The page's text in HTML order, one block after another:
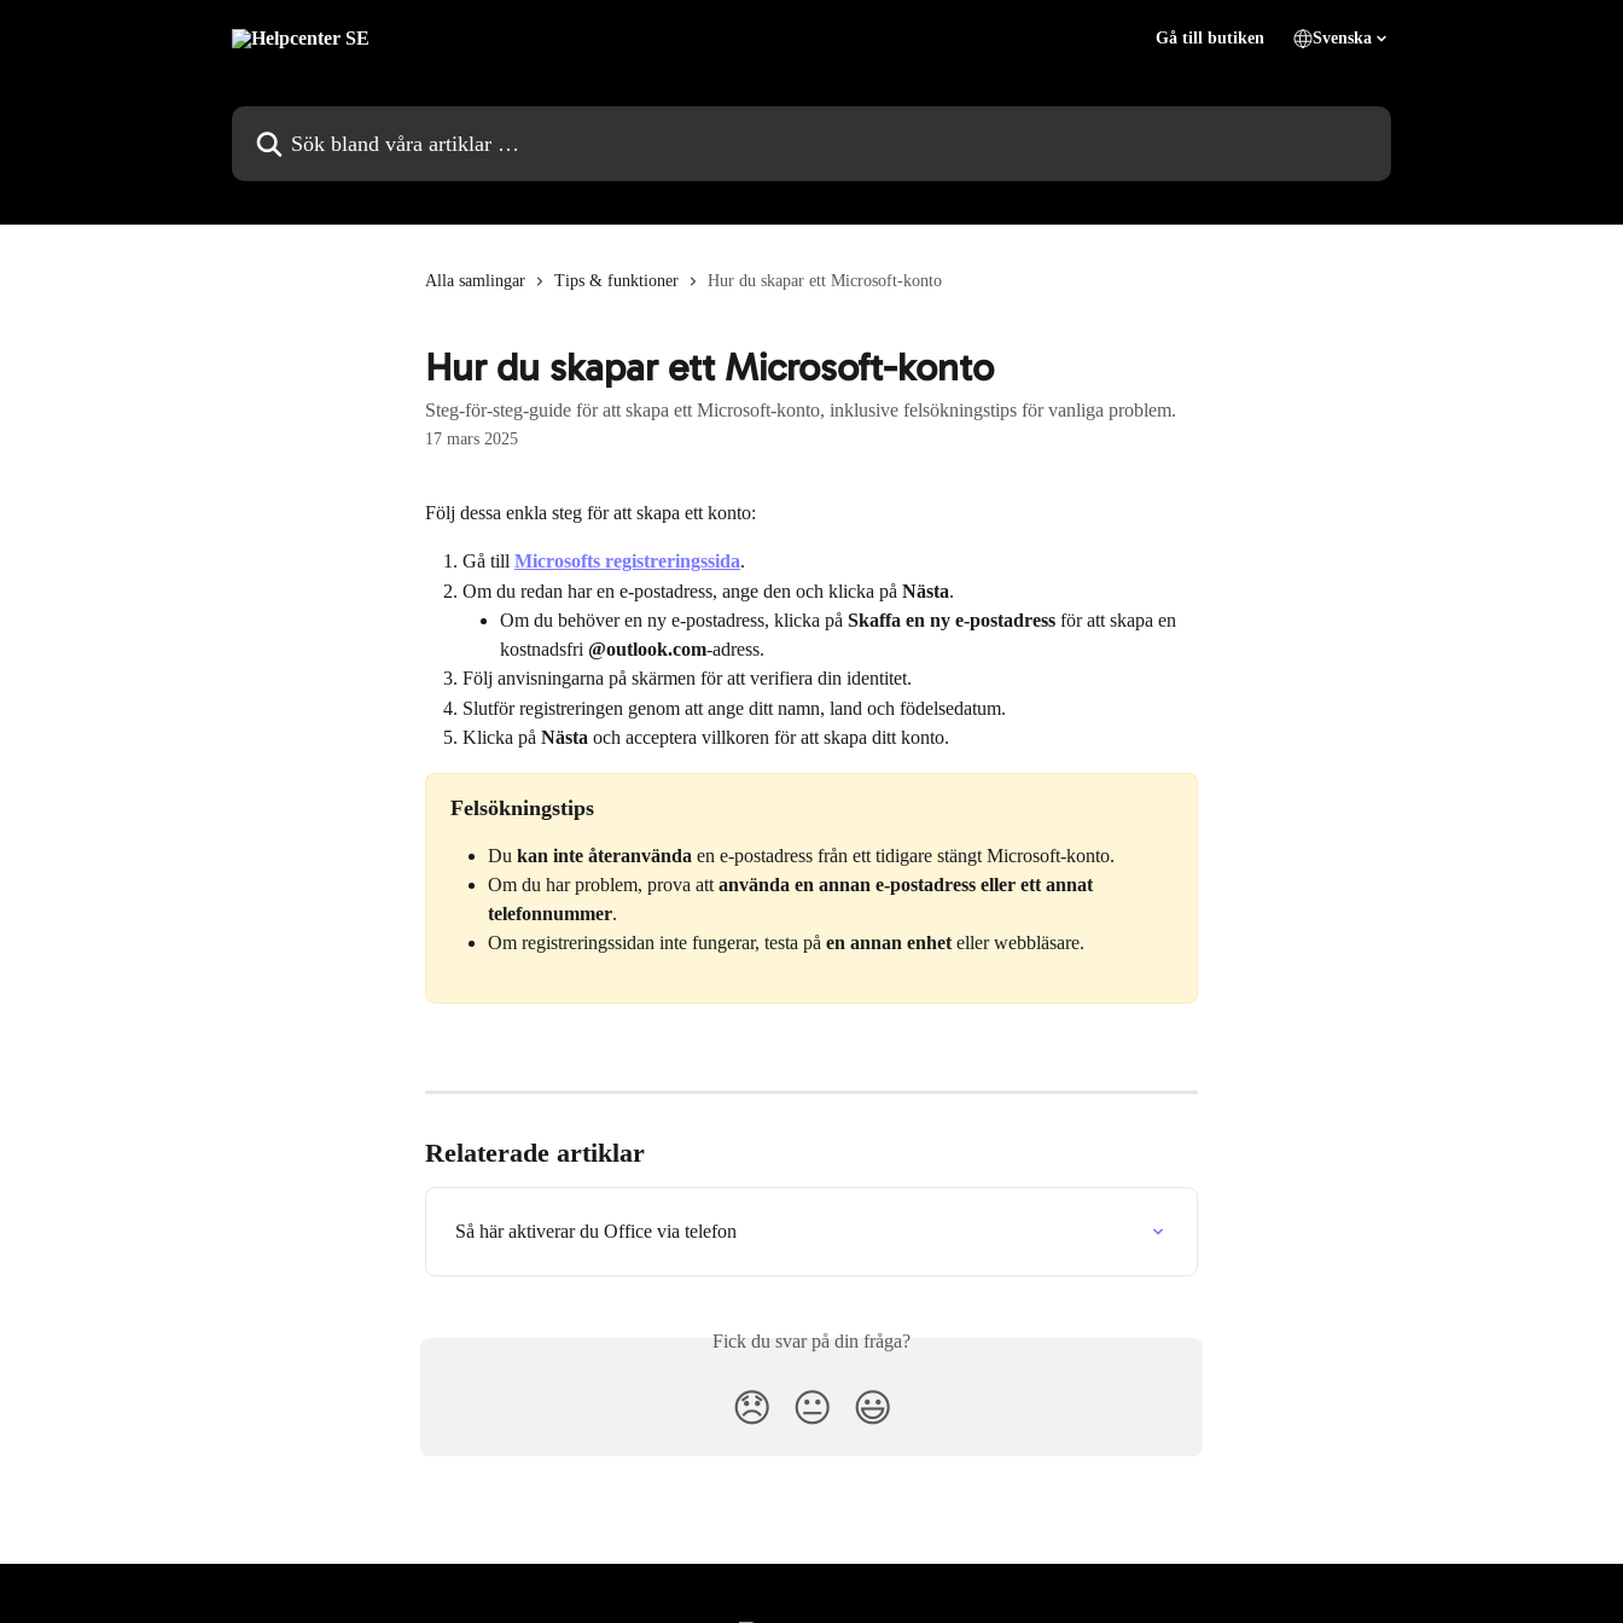
Gå till butiken Svenska
Sök bland våra artiklar …
Alla samlingar Tips & funktioner Hur du skapar ett Microsoft-konto
Hur du skapar ett Microsoft-konto
Steg-för-steg-guide för att skapa ett Microsoft-konto, inklusive felsökningstips för vanliga problem.
17 mars 2025
Följ dessa enkla steg för att skapa ett konto:
Gå till Microsofts registreringssida.
Om du redan har en e-postadress, ange den och klicka på Nästa.
Om du behöver en ny e-postadress, klicka på Skaffa en ny e-postadress för att skapa en
kostnadsfri @outlook.com-adress.
Följ anvisningarna på skärmen för att verifiera din identitet.
Slutför registreringen genom att ange ditt namn, land och födelsedatum.
Klicka på Nästa och acceptera villkoren för att skapa ditt konto.
Felsökningstips
Du kan inte återanvända en e-postadress från ett tidigare stängt Microsoft-konto.
Om du har problem, prova att använda en annan e-postadress eller ett annat
telefonnummer.
Om registreringssidan inte fungerar, testa på en annan enhet eller webbläsare.
Relaterade artiklar
Så här aktiverar du Office via telefon
Fick du svar på din fråga?
😞 😐 😃